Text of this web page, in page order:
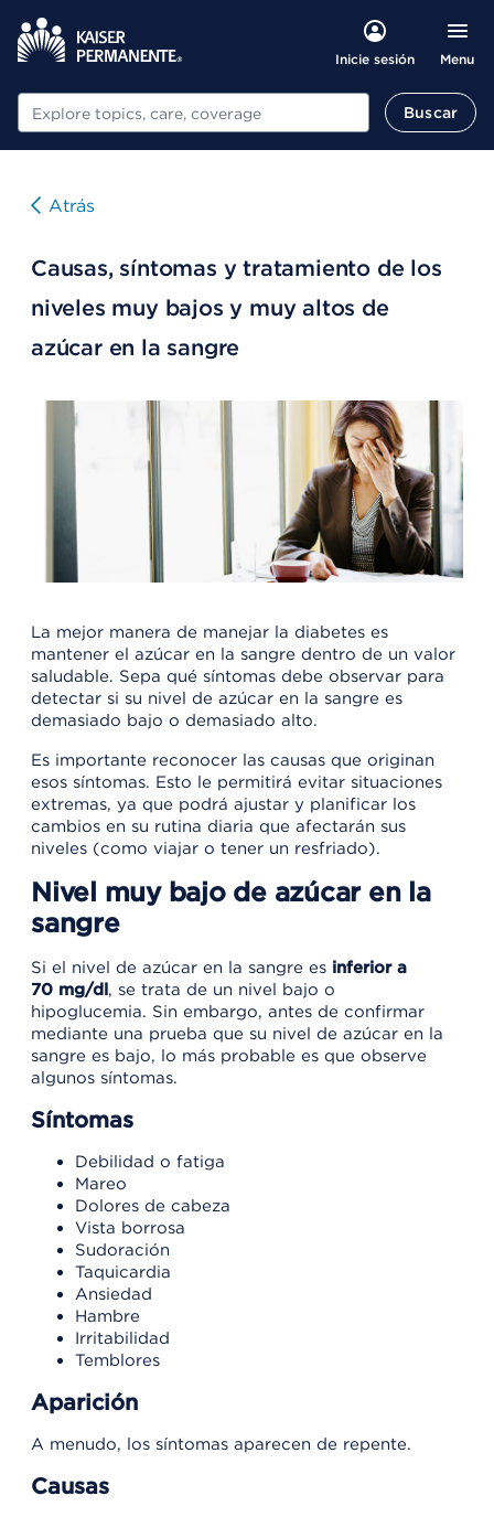
Inicie sesión Menu
Buscar Buscar
Atrás
Causas, síntomas y tratamiento de los
niveles muy bajos y muy altos de
azúcar en la sangre
La mejor manera de manejar la diabetes es
mantener el azúcar en la sangre dentro de un valor
saludable. Sepa qué síntomas debe observar para
detectar si su nivel de azúcar en la sangre es
demasiado bajo o demasiado alto.
Es importante reconocer las causas que originan
esos síntomas. Esto le permitirá evitar situaciones
extremas, ya que podrá ajustar y planificar los
cambios en su rutina diaria que afectarán sus
niveles (como viajar o tener un resfriado).
Nivel muy bajo de azúcar en la
sangre
Si el nivel de azúcar en la sangre es inferior a
70 mg/dl, se trata de un nivel bajo o
hipoglucemia. Sin embargo, antes de confirmar
mediante una prueba que su nivel de azúcar en la
sangre es bajo, lo más probable es que observe
algunos síntomas.
Síntomas
Debilidad o fatiga
Mareo
Dolores de cabeza
Vista borrosa
Sudoración
Taquicardia
Ansiedad
Hambre
Irritabilidad
Temblores
Aparición
A menudo, los síntomas aparecen de repente.
Causas